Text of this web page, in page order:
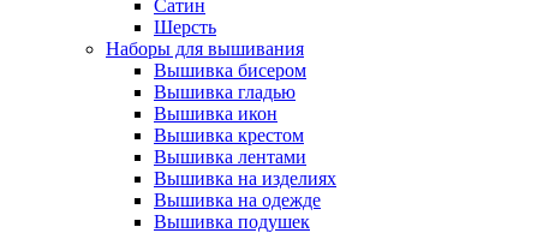
Сатин
Шерсть
Наборы для вышивания
Вышивка бисером
Вышивка гладью
Вышивка икон
Вышивка крестом
Вышивка лентами
Вышивка на изделиях
Вышивка на одежде
Вышивка подушек